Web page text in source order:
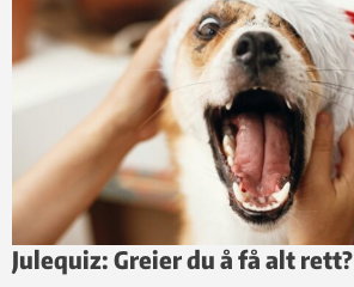
Julequiz: Greier du å få alt rett?